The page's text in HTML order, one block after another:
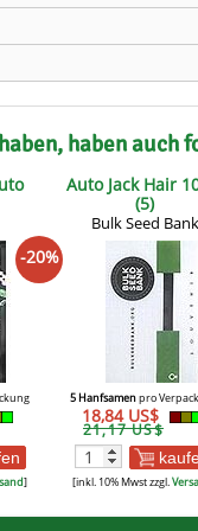
haben auch
-20%
]
Auto Jack Hair
(5)
Bulk Seed Bank
5 Hanfsamenpro
18,84 US$
21,17 US$
[inkl. 10% Mwst zzgl.